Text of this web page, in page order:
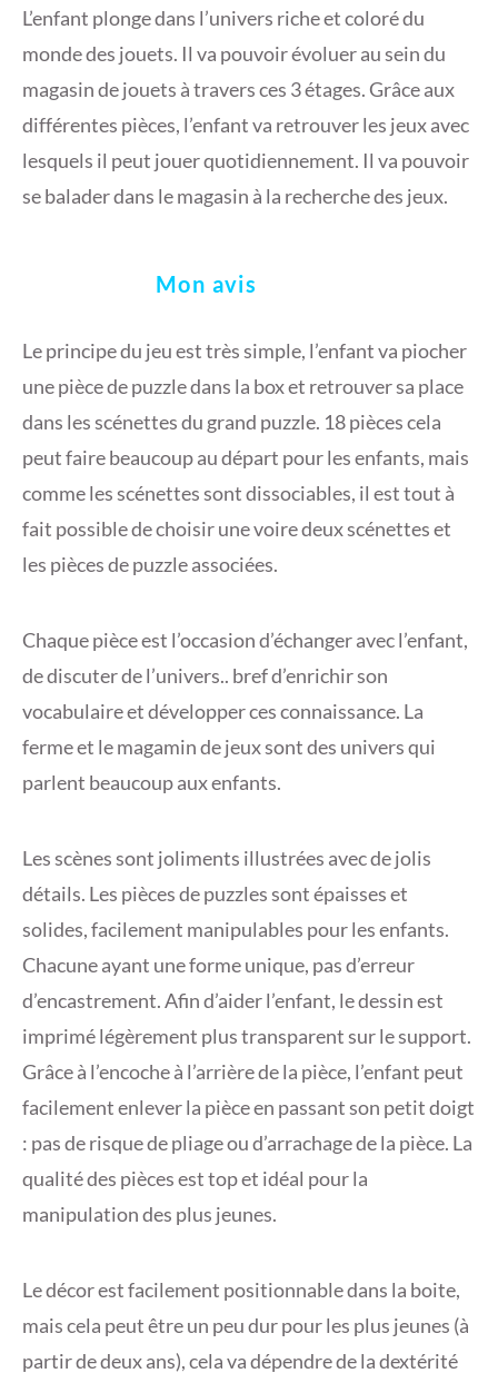
L’enfant plonge dans l’univers riche et coloré du
monde des jouets. Il va pouvoir évoluer au sein du
magasin de jouets à travers ces 3 étages. Grâce aux
différentes pièces, l’enfant va retrouver les jeux avec
lesquels il peut jouer quotidiennement. Il va pouvoir
se balader dans le magasin à la recherche des jeux.
Mon avis
Le principe du jeu est très simple, l’enfant va piocher
une pièce de puzzle dans la box et retrouver sa place
dans les scénettes du grand puzzle. 18 pièces cela
peut faire beaucoup au départ pour les enfants, mais
comme les scénettes sont dissociables, il est tout à
fait possible de choisir une voire deux scénettes et
les pièces de puzzle associées.
Chaque pièce est l’occasion d’échanger avec l’enfant,
de discuter de l’univers.. bref d’enrichir son
vocabulaire et développer ces connaissance. La
ferme et le magamin de jeux sont des univers qui
parlent beaucoup aux enfants.
Les scènes sont joliments illustrées avec de jolis
détails. Les pièces de puzzles sont épaisses et
solides, facilement manipulables pour les enfants.
Chacune ayant une forme unique, pas d’erreur
d’encastrement. Afin d’aider l’enfant, le dessin est
imprimé légèrement plus transparent sur le support.
Grâce à l’encoche à l’arrière de la pièce, l’enfant peut
facilement enlever la pièce en passant son petit doigt
: pas de risque de pliage ou d’arrachage de la pièce. La
qualité des pièces est top et idéal pour la
manipulation des plus jeunes.
Le décor est facilement positionnable dans la boite,
mais cela peut être un peu dur pour les plus jeunes (à
partir de deux ans), cela va dépendre de la dextérité